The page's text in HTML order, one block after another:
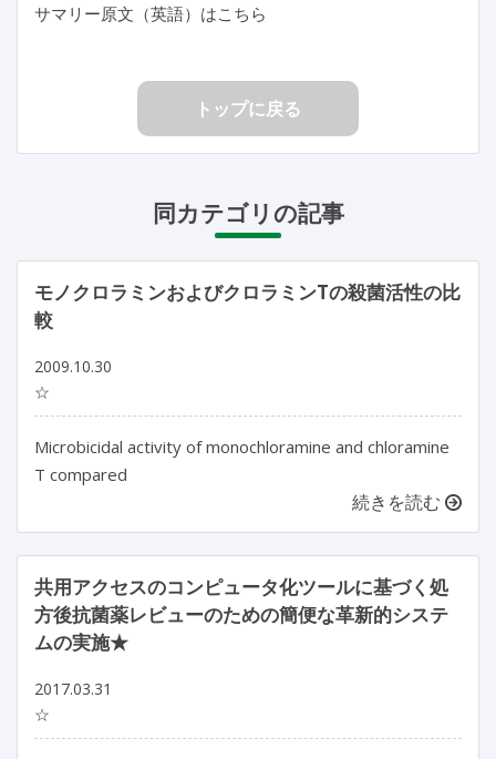
サマリー原文（英語）はこちら
トップに戻る
同カテゴリの記事
モノクロラミンおよびクロラミンTの殺菌活性の比
較
2009.10.30
☆
Microbicidal activity of monochloramine and chloramine
T compared
続きを読む
共用アクセスのコンピュータ化ツールに基づく処
方後抗菌薬レビューのための簡便な革新的システ
ムの実施★
2017.03.31
☆